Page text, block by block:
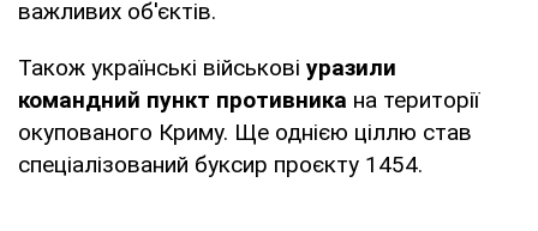
важливих об'єктів.
Також українські військові уразили
командний пункт противника на території
окупованого Криму. Ще однією ціллю став
спеціалізований буксир проєкту 1454.